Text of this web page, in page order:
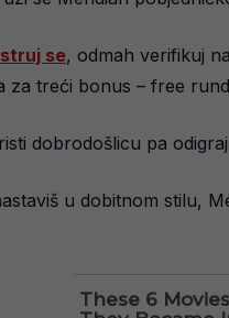
se, odmah verifikuj
za treći bonus – free
dobrodošlicu pa
u dobitnom stilu,